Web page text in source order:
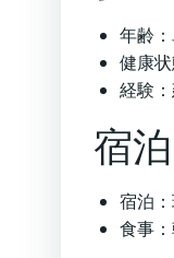
年齢
健康
経験
宿
宿泊
食事